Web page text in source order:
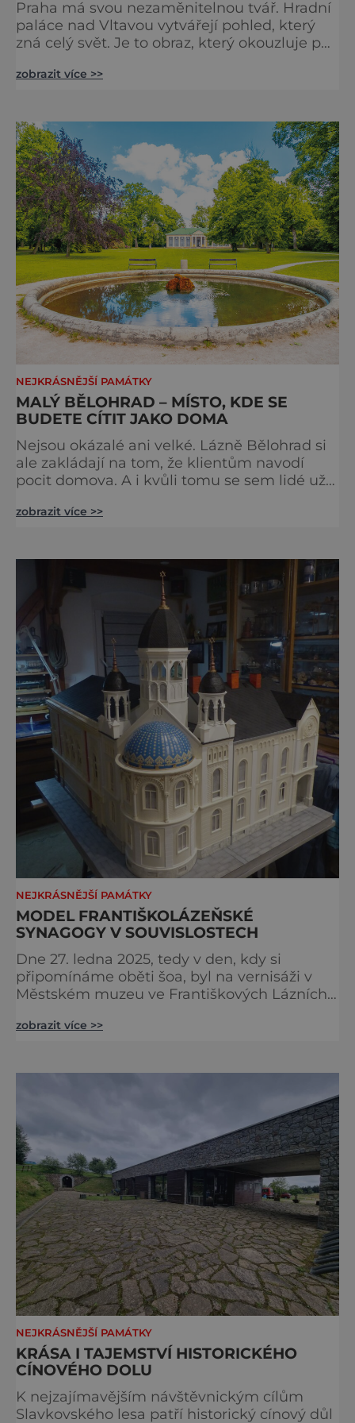
Praha má svou nezaměnitelnou tvář. Hradní
paláce nad Vltavou vytvářejí pohled, který
zná celý svět. Je to obraz, který okouzluje po
jediný Čech, který by ho neznal. Pražský hrad
metropole, má ho na seznamu mí
zobrazit více >>
NEJKRÁSNĚJŠÍ PAMÁTKY
MALÝ BĚLOHRAD – MÍSTO, KDE SE
BUDETE CÍTIT JAKO DOMA
Nejsou okázalé ani velké. Lázně Bělohrad si
ale zakládají na tom, že klientům navodí
pocit domova. A i kvůli tomu se sem lidé už
lázeňské koncerty ani velkolepé akce.
nevšimne, ani se jí kolonáda vlastně neříká.
zobrazit více >>
NEJKRÁSNĚJŠÍ PAMÁTKY
MODEL FRANTIŠKOLÁZEŇSKÉ
SYNAGOGY V SOUVISLOSTECH
Dne 27. ledna 2025, tedy v den, kdy si
připomínáme oběti šoa, byl na vernisáži v
Městském muzeu ve Františkových Lázních
nacisty zničena v roce 1938. Do lázeňského
některé události spojené s touto významnou
zobrazit více >>
NEJKRÁSNĚJŠÍ PAMÁTKY
KRÁSA I TAJEMSTVÍ HISTORICKÉHO
CÍNOVÉHO DOLU
K nejzajímavějším návštěvnickým cílům
Slavkovského lesa patří historický cínový důl